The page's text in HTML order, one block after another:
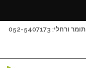
תומר ורחלי: 052-5407173